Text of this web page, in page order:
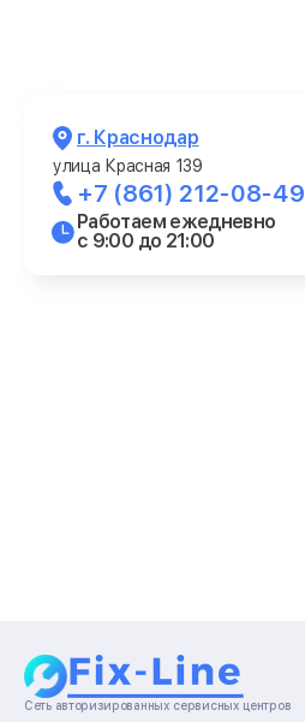
г. Краснодар
улица Красная 139
+7 (861) 212-08-49
Работаем ежедневно
с 9:00 до 21:00
Сеть авторизированных сервисных центров